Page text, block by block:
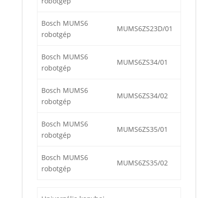
Bosch MUMS6
robotgép
MUMS6ZS23D/01
Bosch MUMS6
robotgép
MUMS6ZS34/01
Bosch MUMS6
robotgép
MUMS6ZS34/02
Bosch MUMS6
robotgép
MUMS6ZS35/01
Bosch MUMS6
robotgép
MUMS6ZS35/02